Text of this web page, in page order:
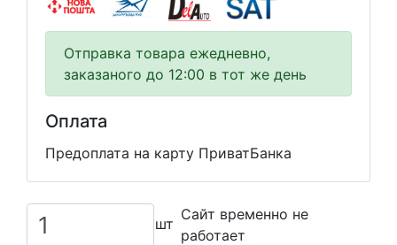
Отправка товара ежедневно,
заказаного до 12:00 в тот же день
Оплата
Предоплата на карту ПриватБанка
шт
Сайт временно не
работает